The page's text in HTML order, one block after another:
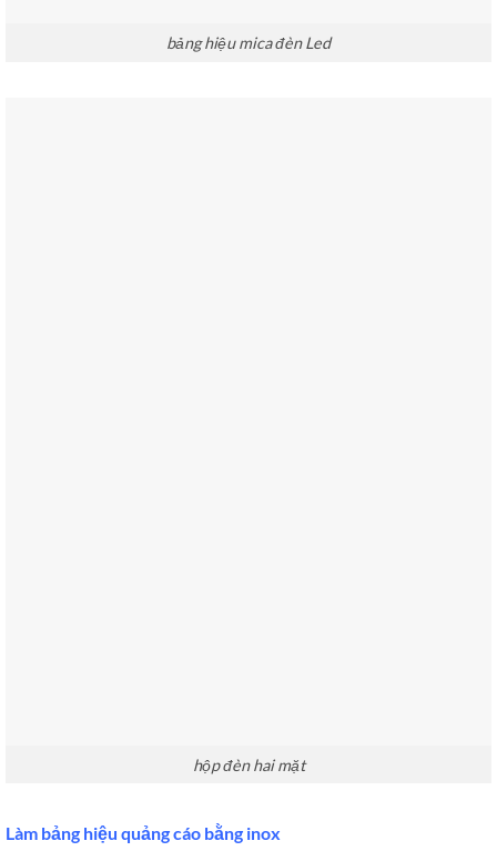
bảng hiệu mica đèn Led
hộp đèn hai mặt
Làm bảng hiệu quảng cáo bằng inox